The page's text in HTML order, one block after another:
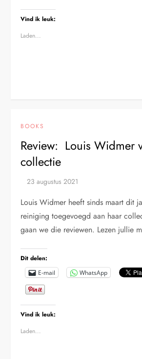
Vind ik leuk:
Laden...
BOOKS
Review: Louis Widmer
collectie
Louis Widmer heeft sinds maart dit
reiniging toegevoegd aan haar
gaan we die reviewen. Lezen jullie
Dit delen:
E-mail WhatsApp
Vind ik leuk:
Laden...